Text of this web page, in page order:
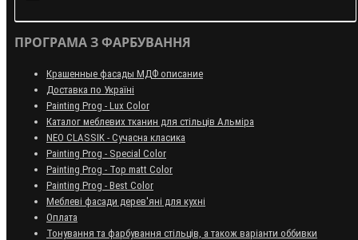
ПРОГРАМА З ФАРБУВАННЯ
Крашенные фасады МДФ описание
Доставка по Україні
Painting Prog - Lux Color
Каталог меблевих тканин для стільців Альміра
NEO CLASSIK - Сучасна класика
Painting Prog - Special Color
Painting Prog - Top matt Color
Painting Prog - Best Color
Меблеві фасади дерев'яні для кухні
Оплата
Тонування та фарбування стільців, а також варіанти оббивки